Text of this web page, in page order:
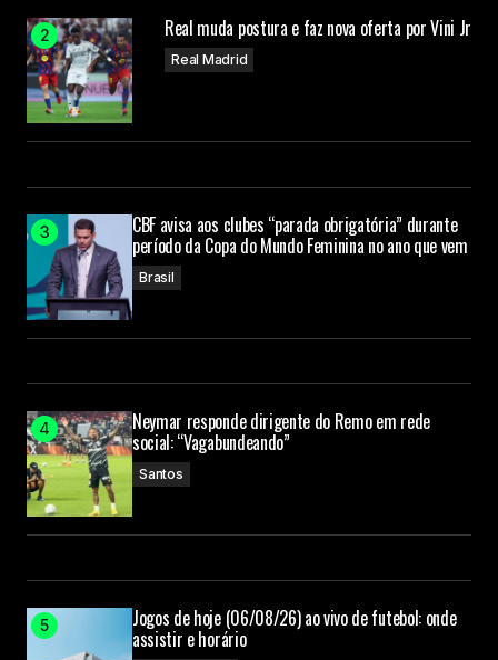
Real muda postura e faz nova oferta por Vini Jr
Real Madrid
CBF avisa aos clubes “parada obrigatória” durante
período da Copa do Mundo Feminina no ano que vem
Brasil
Neymar responde dirigente do Remo em rede
social: “Vagabundeando”
Santos
Jogos de hoje (06/08/26) ao vivo de futebol: onde
assistir e horário